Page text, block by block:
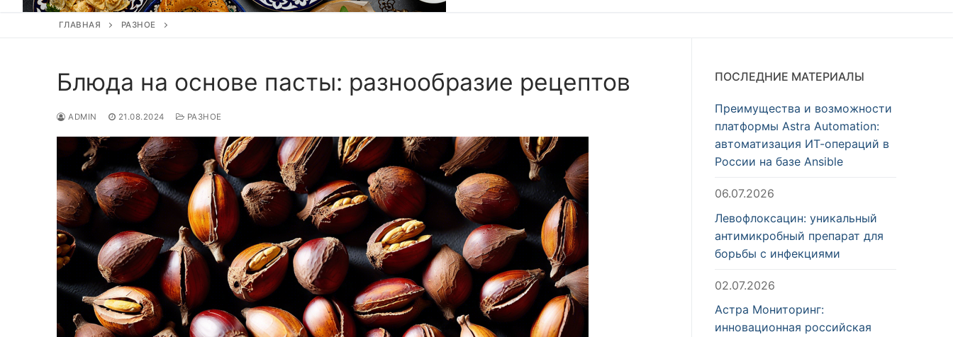
ГЛАВНАЯ РАЗНОЕ
Блюда на основе пасты: разнообразие рецептов
ADMIN 21.08.2024 РАЗНОЕ
ПОСЛЕДНИЕ МАТЕРИАЛЫ
Преимущества и возможности
платформы Astra Automation:
автоматизация ИТ-операций в
России на базе Ansible
06.07.2026
Левофлоксацин: уникальный
антимикробный препарат для
борьбы с инфекциями
02.07.2026
Астра Мониторинг:
инновационная российская